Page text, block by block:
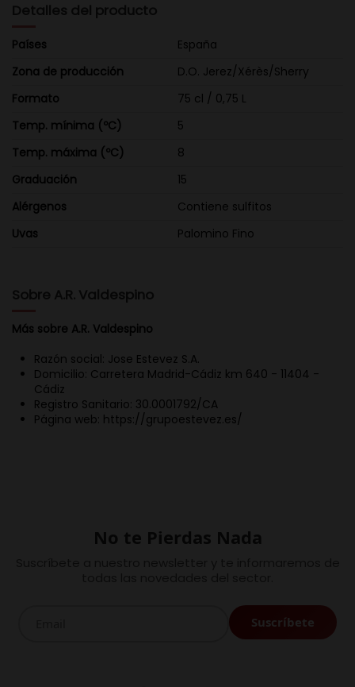
Detalles del producto
Países
España
Zona de producción
D.O. Jerez/Xérès/Sherry
Formato
75 cl / 0,75 L
Temp. mínima (ºC)
5
Temp. máxima (ºC)
8
Graduación
15
Alérgenos
Contiene sulfitos
Uvas
Palomino Fino
Sobre A.R. Valdespino
Más sobre A.R. Valdespino
Razón social: Jose Estevez S.A.
Domicilio: Carretera Madrid-Cádiz km 640 - 11404 -
Cádiz
Registro Sanitario: 30.0001792/CA
Página web: https://grupoestevez.es/
No te Pierdas Nada